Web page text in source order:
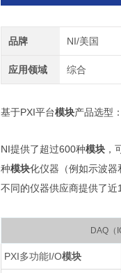
品牌 NI/美国
应用领域 综合
基于PXI平台模块产品选型：
NI提供了超过600种模块 ，
种模块化仪器（例如示波
不同的仪器供应商提供了近
DAQ（
PXI多功能I/O模块